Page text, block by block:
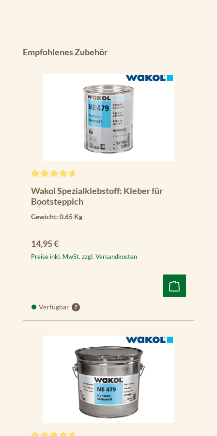
Produktgalerie überspringen
Empfohlenes Zubehör
Wakol Spezialklebstoff: Kleber für
Bootsteppich
Gewicht: 0.65 Kg
Regulärer Preis:
14,95 €
Preise inkl. MwSt. zzgl. Versandkosten
Verfügbar